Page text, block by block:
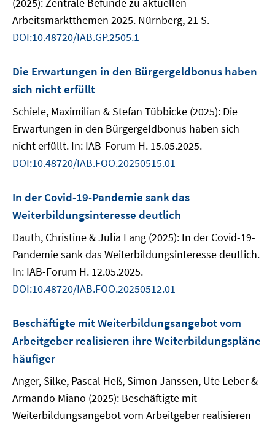
Arbeitsmarktthemen 2025. Nürnberg, 21 S.
DOI:10.48720/IAB.GP.2505.1
Die Erwartungen in den Bürgergeldbonus haben
sich nicht erfüllt
Schiele, Maximilian & Stefan Tübbicke (2025): Die
Erwartungen in den Bürgergeldbonus haben sich
nicht erfüllt. In: IAB-Forum H. 15.05.2025.
DOI:10.48720/IAB.FOO.20250515.01
In der Covid-19-Pandemie sank das
Weiterbildungsinteresse deutlich
Dauth, Christine & Julia Lang (2025): In der Covid-19-
Pandemie sank das Weiterbildungsinteresse deutlich.
In: IAB-Forum H. 12.05.2025.
DOI:10.48720/IAB.FOO.20250512.01
Beschäftigte mit Weiterbildungsangebot vom
Arbeitgeber realisieren ihre Weiterbildungspläne
häufiger
Anger, Silke, Pascal Heß, Simon Janssen, Ute Leber &
Armando Miano (2025): Beschäftigte mit
Weiterbildungsangebot vom Arbeitgeber realisieren